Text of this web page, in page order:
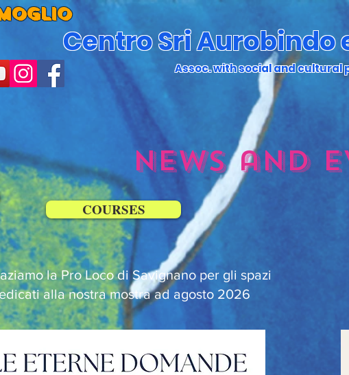
Centro Sri Aurobindo
Assoc. with social and cultural
news and
COURSES
la Pro Loco di Savignano per gli spazi
alla nostra mostra ad agosto 2026